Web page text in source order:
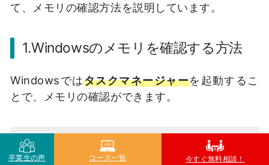
て、メモリの確認方法を説明しています。
1.Windowsのメモリを確認する方法
Windowsではタスクマネージャーを起動するこ
とで、メモリの確認ができます。
卒業生の声 コース一覧 今すぐ無料相談！